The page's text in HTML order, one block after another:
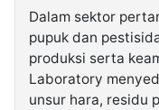
Dalam sektor
pupuk dan
produksi serta
Laboratory
unsur hara, residu